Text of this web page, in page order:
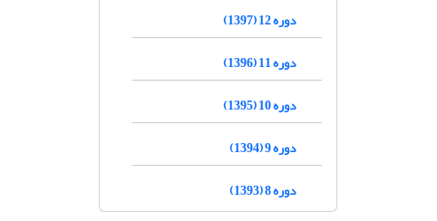
دوره 12 (1397)
دوره 11 (1396)
دوره 10 (1395)
دوره 9 (1394)
دوره 8 (1393)